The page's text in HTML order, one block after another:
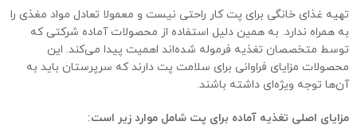
تهیه غذای خانگی برای پت کار راحتی نیست و معمولا تعادل مواد مغذی را
به همراه ندارد. به همین دلیل استفاده از محصولات آماده شرکتی که
توسط متخصصان تغذیه فرموله شده‌اند اهمیت پیدا می‌کند. این
محصولات مزایای فراوانی برای سلامت پت دارند که سرپرستان باید به
آن‌ها توجه ویژه‌ای داشته باشند.
مزایای اصلی تغذیه آماده برای پت شامل موارد زیر است: